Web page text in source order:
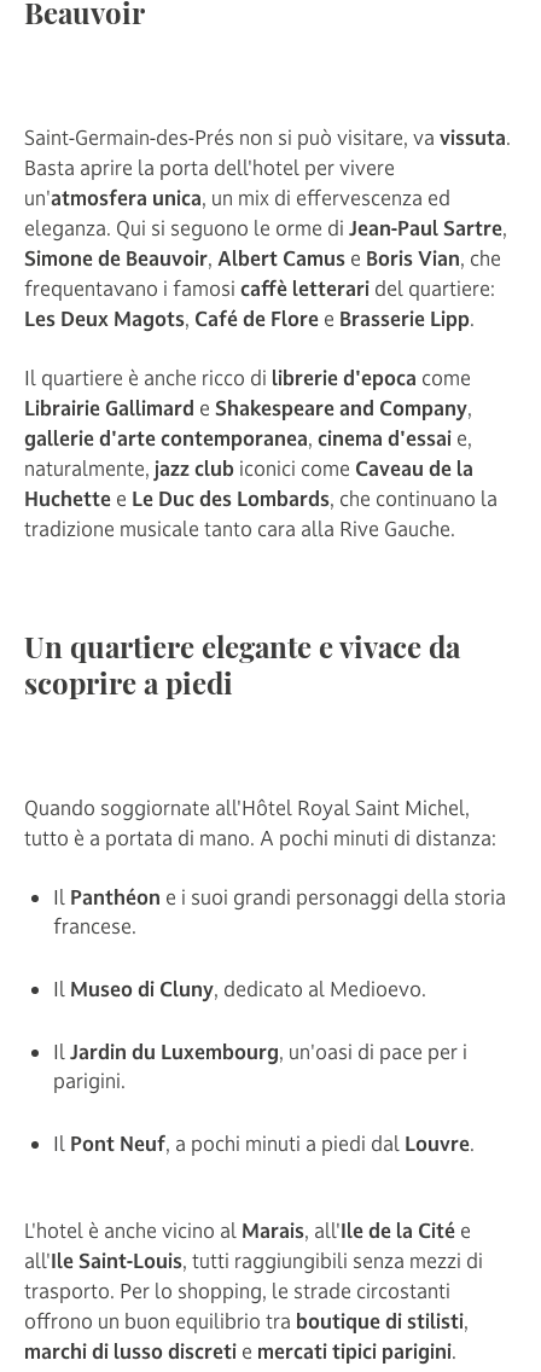
Beauvoir
Saint-Germain-des-Prés non si può visitare, va vissuta.
Basta aprire la porta dell'hotel per vivere
un'atmosfera unica, un mix di effervescenza ed
eleganza. Qui si seguono le orme di Jean-Paul Sartre,
Simone de Beauvoir, Albert Camus e Boris Vian, che
frequentavano i famosi caffè letterari del quartiere:
Les Deux Magots, Café de Flore e Brasserie Lipp.
Il quartiere è anche ricco di librerie d'epoca come
Librairie Gallimard e Shakespeare and Company,
gallerie d'arte contemporanea, cinema d'essai e,
naturalmente, jazz club iconici come Caveau de la
Huchette e Le Duc des Lombards, che continuano la
tradizione musicale tanto cara alla Rive Gauche.
Un quartiere elegante e vivace da
scoprire a piedi
Quando soggiornate all'Hôtel Royal Saint Michel,
tutto è a portata di mano. A pochi minuti di distanza:
Il Panthéon e i suoi grandi personaggi della storia
francese.
Il Museo di Cluny, dedicato al Medioevo.
IlJardin du Luxembourg, un'oasi di pace per i
parigini.
Il Pont Neuf, a pochi minuti a piedi dal Louvre.
L'hotel è anche vicino al Marais, all'Ile de la Cité e
all'Ile Saint-Louis, tutti raggiungibili senza mezzi di
trasporto. Per lo shopping, le strade circostanti
offrono un buon equilibrio tra boutique di stilisti,
marchi di lusso discreti e mercati tipici parigini.